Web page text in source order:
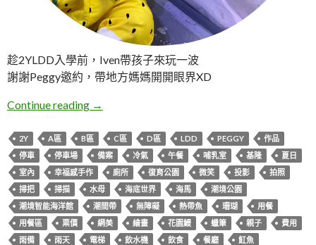
趁2YLDD入學前，Iven帶孩子來玩一波
謝謝Peggy邀約，帶地方媽媽開開眼界XD
Continue reading 基隆中正。潮境智能海洋館 I OCEAN
→
2Y A區 B區 C區 D區 LDD PEGGY
作品
停車
停車場 備案 冷氣 午餐 哺乳室 基隆
夏日
室內
幸福感手作 廁所 復育公園 微笑 投影
拍照
掃把
掃描 水母 海底世界 海馬
潮境公園
潮境智能海洋館
潮間帶 無障礙 熱帶魚 珊瑚
用餐
用餐區
票價 網美 繪畫 花園鰻 蠟筆 親子
費用
雨備
雨天 電梯 飲水機 飲食 餐廳 魟魚